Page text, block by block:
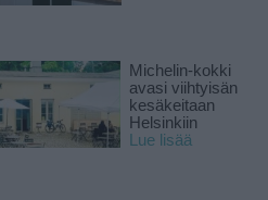
Michelin-kokki
avasi viihtyisän
kesäkeitaan
Helsinkiin
Lue lisää